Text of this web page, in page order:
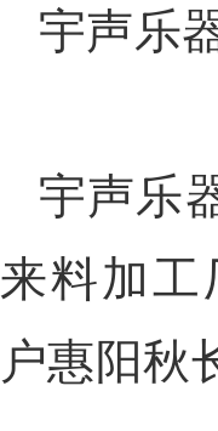
宇声乐
宇声乐
来料加
户惠阳秋